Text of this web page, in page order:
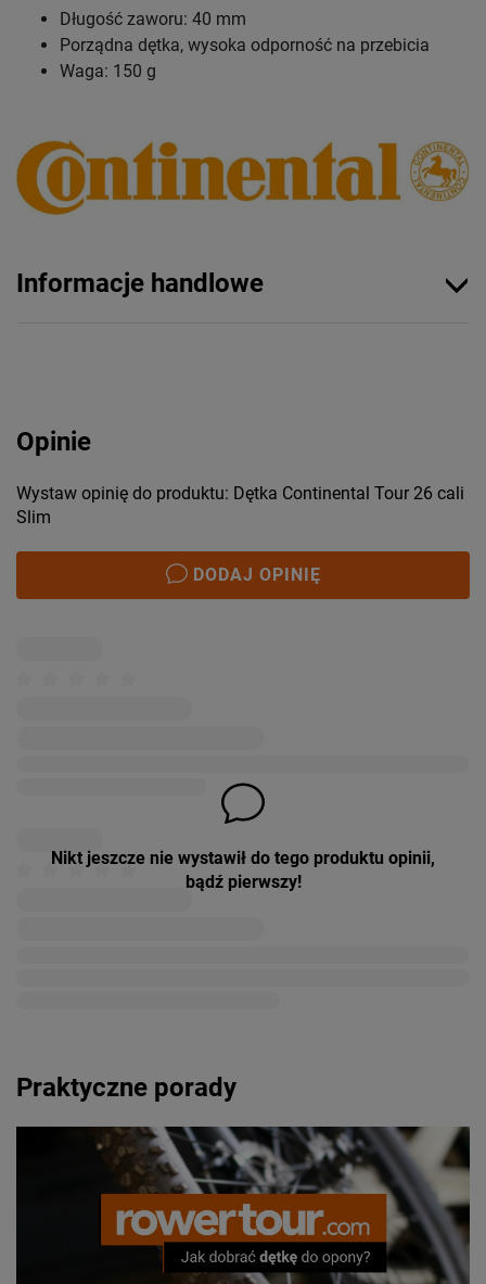
Długość zaworu: 40 mm
Porządna dętka, wysoka odporność na przebicia
Waga: 150 g
Informacje handlowe
Opinie
Wystaw opinię do produktu: Dętka Continental Tour 26 cali
Slim
DODAJ OPINIĘ
Nikt jeszcze nie wystawił do tego produktu opinii,
bądź pierwszy!
Praktyczne porady